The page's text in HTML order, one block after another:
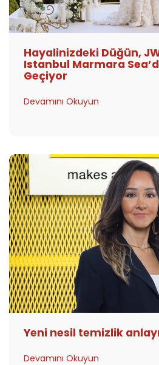
Hayalinizdeki Düğün,
Istanbul Marmara
Geçiyor
Devamını Okuyun
Yeni nesil temizlik
Devamını Okuyun